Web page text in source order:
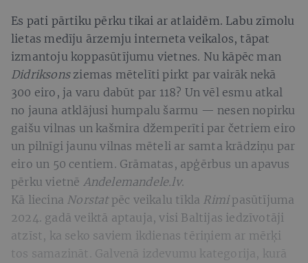
Es pati pārtiku pērku tikai ar atlaidēm. Labu zīmolu
lietas medīju ārzemju interneta veikalos, tāpat
izmantoju koppasūtījumu vietnes. Nu kāpēc man
Didriksonsziemas mētelīti pirkt par vairāk nekā
300 eiro, ja varu dabūt par 118? Un vēl esmu atkal
no jauna atklājusi humpalu šarmu — nesen nopirku
gaišu vilnas un kašmira džemperīti par četriem eiro
un pilnīgi jaunu vilnas mēteli ar samta krādziņu par
eiro un 50 centiem. Grāmatas, apģērbus un apavus
pērku vietnē Andelemandele.lv.
Kā liecina Norstat pēc veikalu tīkla Rimi pasūtījuma
2024. gadā veiktā aptauja, visi Baltijas iedzīvotāji
atzīst, ka seko saviem ikdienas tēriņiem ar mērķi
tos samazināt. Galvenā izdevumu kategorija, kurā